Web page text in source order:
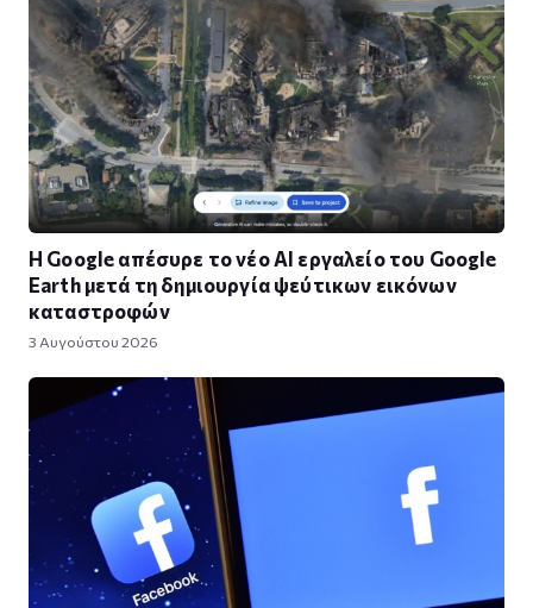
Η Google απέσυρε το νέο AI εργαλείο του Google
Earth μετά τη δημιουργία ψεύτικων εικόνων
καταστροφών
3 Αυγούστου 2026